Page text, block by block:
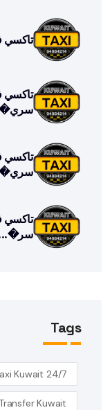
تاكسي
تاكسي
تاكسي
تاكسي
Tags
24/7 Taxi Kuwait
Kuwait